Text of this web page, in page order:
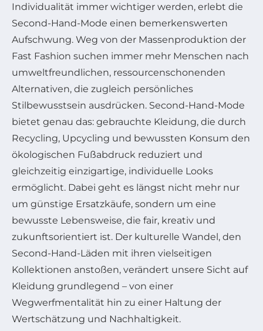
Individualität immer wichtiger werden, erlebt die
Second-Hand-Mode einen bemerkenswerten
Aufschwung. Weg von der Massenproduktion der
Fast Fashion suchen immer mehr Menschen nach
umweltfreundlichen, ressourcenschonenden
Alternativen, die zugleich persönliches
Stilbewusstsein ausdrücken. Second-Hand-Mode
bietet genau das: gebrauchte Kleidung, die durch
Recycling, Upcycling und bewussten Konsum den
ökologischen Fußabdruck reduziert und
gleichzeitig einzigartige, individuelle Looks
ermöglicht. Dabei geht es längst nicht mehr nur
um günstige Ersatzkäufe, sondern um eine
bewusste Lebensweise, die fair, kreativ und
zukunftsorientiert ist. Der kulturelle Wandel, den
Second-Hand-Läden mit ihren vielseitigen
Kollektionen anstoßen, verändert unsere Sicht auf
Kleidung grundlegend – von einer
Wegwerfmentalität hin zu einer Haltung der
Wertschätzung und Nachhaltigkeit.